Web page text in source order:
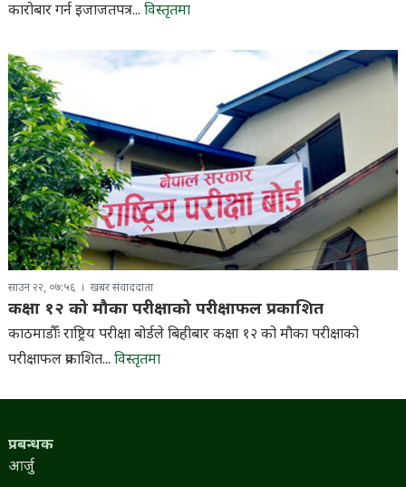
कारोबार गर्न इजाजतपत्र... विस्तृतमा
साउन २२, ०७:५६ खबर संवाददाता
कक्षा १२ को मौका परीक्षाको परीक्षाफल प्रकाशित
काठमाडौँः राष्ट्रिय परीक्षा बोर्डले बिहीबार कक्षा १२ को मौका परीक्षाको
परीक्षाफल प्रकाशित... विस्तृतमा
प्रबन्धक
आर्जु